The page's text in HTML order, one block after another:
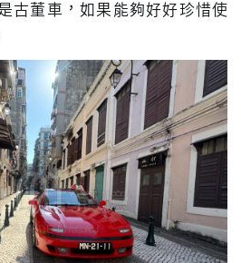
古董車，如果能夠好好珍惜使